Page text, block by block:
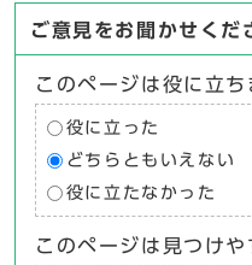
ご意見をお聞かせくだ
このページは役に立ち
役に立った
どちらともいえない
役に立たなかった
このページは見つけや